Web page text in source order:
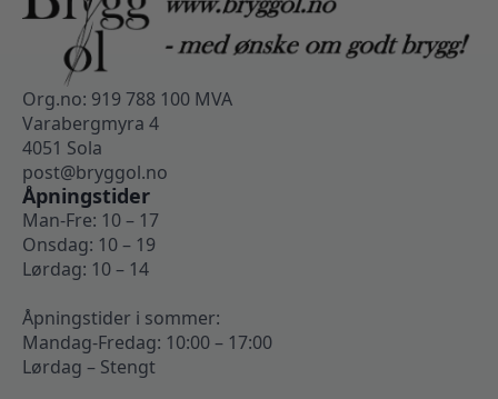
Org.no: 919 788 100 MVA
Varabergmyra 4
4051 Sola
post@bryggol.no
Åpningstider
Man-Fre: 10 – 17
Onsdag: 10 – 19
Lørdag: 10 – 14
Åpningstider i sommer:
Mandag-Fredag: 10:00 – 17:00
Lørdag – Stengt